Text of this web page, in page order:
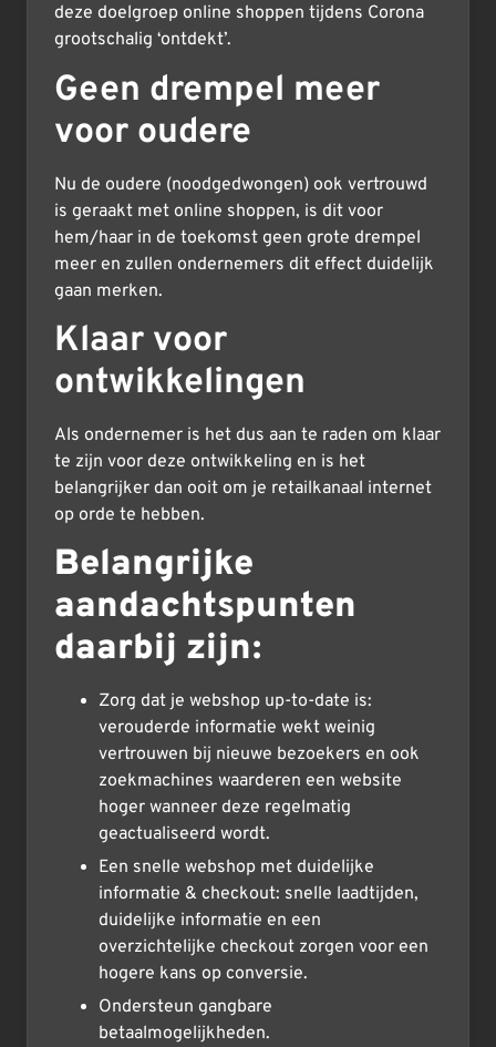
deze doelgroep online shoppen tijdens Corona
grootschalig ‘ontdekt’.
Geen drempel meer
voor oudere
Nu de oudere (noodgedwongen) ook vertrouwd
is geraakt met online shoppen, is dit voor
hem/haar in de toekomst geen grote drempel
meer en zullen ondernemers dit effect duidelijk
gaan merken.
Klaar voor
ontwikkelingen
Als ondernemer is het dus aan te raden om klaar
te zijn voor deze ontwikkeling en is het
belangrijker dan ooit om je retailkanaal internet
op orde te hebben.
Belangrijke
aandachtspunten
daarbij zijn:
Zorg dat je webshop up-to-date is:
verouderde informatie wekt weinig
vertrouwen bij nieuwe bezoekers en ook
zoekmachines waarderen een website
hoger wanneer deze regelmatig
geactualiseerd wordt.
Een snelle webshop met duidelijke
informatie & checkout: snelle laadtijden,
duidelijke informatie en een
overzichtelijke checkout zorgen voor een
hogere kans op conversie.
Ondersteun gangbare
betaalmogelijkheden.